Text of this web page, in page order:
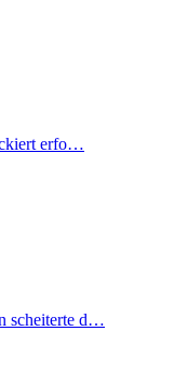
erfo…
scheiterte d…